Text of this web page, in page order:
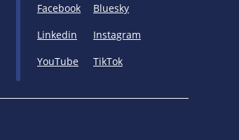
Facebook
Bluesky
Linkedin
Instagram
YouTube
TikTok